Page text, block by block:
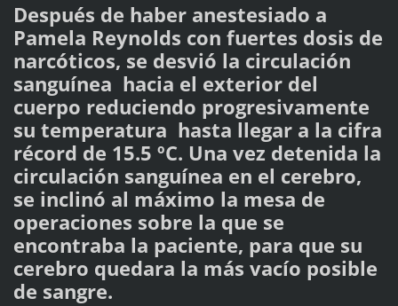
Después de haber anestesiado a
Pamela Reynolds con fuertes dosis de
narcóticos, se desvió la circulación
sanguínea hacia el exterior del
cuerpo reduciendo progresivamente
su temperatura hasta llegar a la cifra
récord de 15.5 ºC. Una vez detenida la
circulación sanguínea en el cerebro,
se inclinó al máximo la mesa de
operaciones sobre la que se
encontraba la paciente, para que su
cerebro quedara la más vacío posible
de sangre.